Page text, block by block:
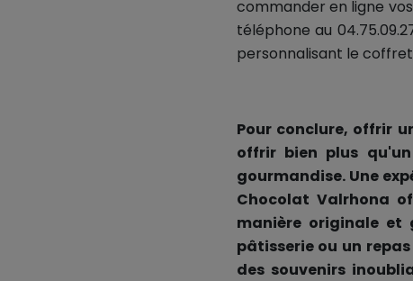
commander en ligne
téléphone au
personnalisant le
Pour conclure, offrir
offrir bien plus
gourmandise. Une
Chocolat Valrhona
manière originale et
pâtisserie ou un
des souvenirs